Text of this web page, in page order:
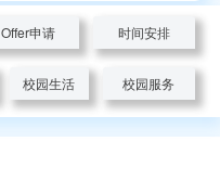
Offer申请 时间安排
校园生活 校园服务